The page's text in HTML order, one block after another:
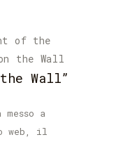
of the
the Wall
Wall”
a
web, il